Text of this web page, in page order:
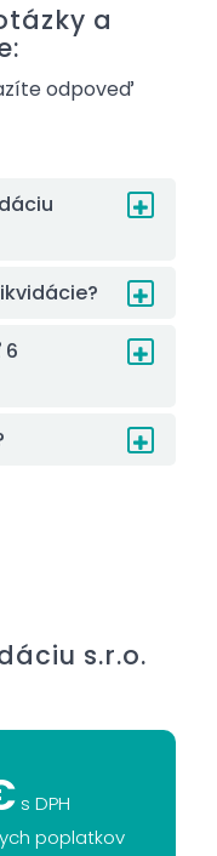
a
odpoveď
s.r.o.
s DPH
poplatkov